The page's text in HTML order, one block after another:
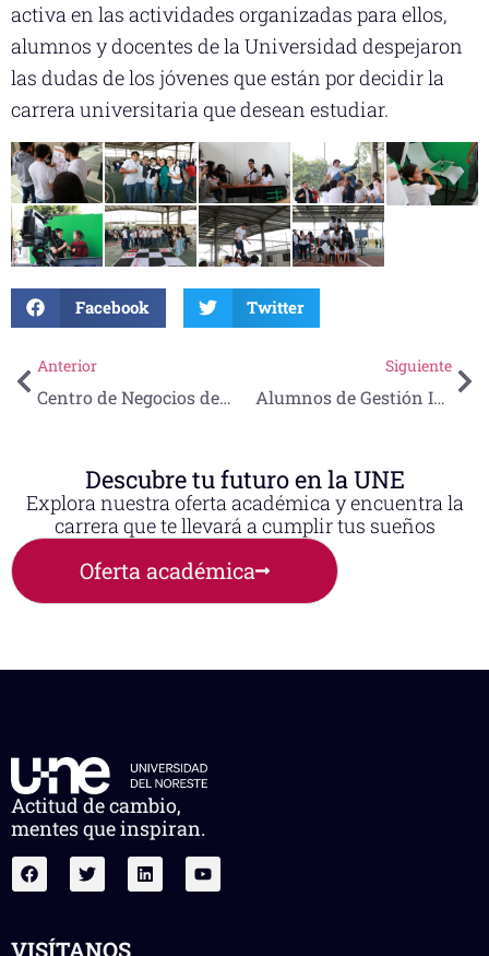
activa en las actividades organizadas para ellos,
alumnos y docentes de la Universidad despejaron
las dudas de los jóvenes que están por decidir la
carrera universitaria que desean estudiar.
Facebook Twitter
Anterior
Centro de Negocios de la UNE desarrolla: Taller de Nóminas 2023
Siguiente
Alumnos de Gestión Internacional del Turismo participan en el Circuito de Animación UNE
Descubre tu futuro en la UNE
Explora nuestra oferta académica y encuentra la
carrera que te llevará a cumplir tus sueños
Oferta académica
Actitud de cambio,
mentes que inspiran.
VISÍTANOS